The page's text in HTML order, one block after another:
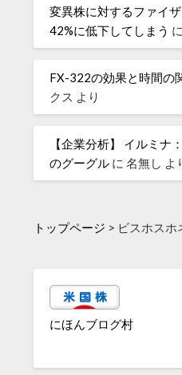
変異株に対するファイ
42%に低下してしまう
FX-322の効果と時間の
クス より
【企業分析】 イルミナ
のグーグル に名無し よ
トップページ > ビスホスホ
にほんブログ村